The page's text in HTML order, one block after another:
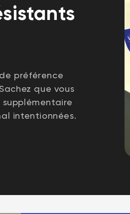
préférence
que vous
intentionnées.